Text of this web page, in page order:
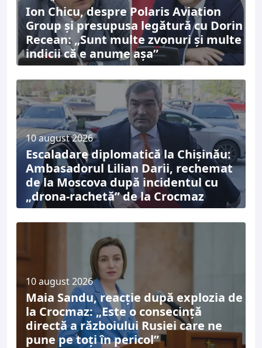
Ion Chicu, despre Polaris Aviation
Group și presupusa legătură cu Dorin
Recean: „Sunt multe zvonuri și multe
indicii că e anume așa”
10 august 2026
Escaladare diplomatică la Chișinău:
Ambasadorul Lilian Darii, rechemat
de la Moscova după incidentul cu
„drona-rachetă” de la Crocmaz
10 august 2026
Maia Sandu, reacție după explozia de
la Crocmaz: „Este o consecință
directă a războiului Rusiei care ne
pune pe toți în pericol”